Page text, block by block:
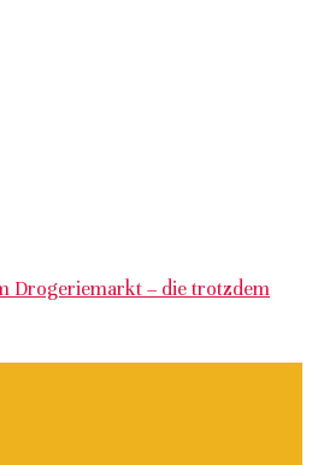
Drogeriemarkt – die trotzdem